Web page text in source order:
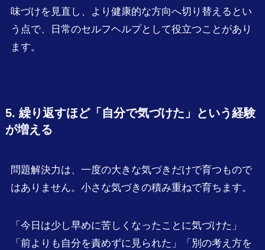
味づけを見直し、より健康的な方向へ切り替えるとい
う点で、日常のセルフヘルプとして役立つことがあり
ます。
5. 繰り返すほど「自分で気づけた」という経験
が増える
問題解決力は、一度の大きな気づきだけで育つもので
はありません。小さな気づきの積み重ねで育ちます。
「今日は少し早めに苦しくなったことに気づけた」
「前よりも自分を責めずに見られた」「別の考え方を